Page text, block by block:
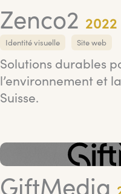
Zenco2 2022
Identité visuelle Site web
Solutions durables
l’environnement et
Suisse.
GiftMedia